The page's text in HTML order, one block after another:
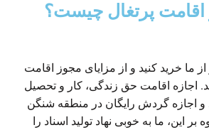
اقامت پرتغال چیست؟
از ما خرید کنید و از مزایای مجوز اقامت
اجازه اقامت حق زندگی، کار و تحصیل
و اجازه گردش رایگان در منطقه شنگن
بر این، ما به خوبی نهاد تولید اسناد را